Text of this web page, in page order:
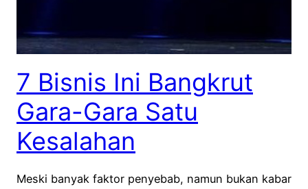
7 Bisnis Ini Bangkrut
Gara-Gara Satu
Kesalahan
Meski banyak faktor penyebab, namun bukan kabar